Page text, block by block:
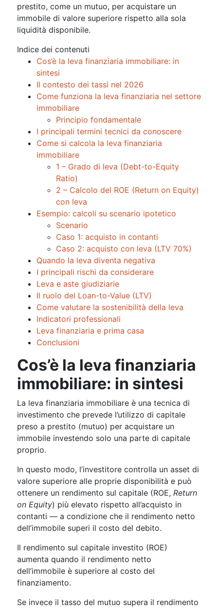
prestito, come un mutuo, per acquistare un
immobile di valore superiore rispetto alla sola
liquidità disponibile.
Indice dei contenuti
Cos’è la leva finanziaria immobiliare: in
sintesi
Il contesto dei tassi nel 2026
Come funziona la leva finanziaria nel settore
immobiliare
Principio fondamentale
I principali termini tecnici da conoscere
Come si calcola la leva finanziaria
immobiliare
1 – Grado di leva (Debt-to-Equity
Ratio)
2 – Calcolo del ROE (Return on Equity)
con leva
Esempio: calcoli su scenario ipotetico
Scenario
Caso 1: acquisto in contanti
Caso 2: acquisto con leva (LTV 70%)
Quando la leva diventa negativa
I principali rischi da considerare
Leva e aste giudiziarie
Il ruolo del Loan-to-Value (LTV)
Come valutare la sostenibilità della leva
Indicatori professionali
Leva finanziaria e prima casa
Conclusioni
Cos’è la leva finanziaria
immobiliare: in sintesi
La leva finanziaria immobiliare è una tecnica di
investimento che prevede l’utilizzo di capitale
preso a prestito (mutuo) per acquistare un
immobile investendo solo una parte di capitale
proprio.
In questo modo, l’investitore controlla un asset di
valore superiore alle proprie disponibilità e può
ottenere un rendimento sul capitale (ROE, Return
on Equity) più elevato rispetto all’acquisto in
contanti — a condizione che il rendimento netto
dell’immobile superi il costo del debito.
Il rendimento sul capitale investito (ROE)
aumenta quando il rendimento netto
dell’immobile è superiore al costo del
finanziamento.
Se invece il tasso del mutuo supera il rendimento